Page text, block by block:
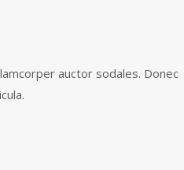
auctor sodales. Donec